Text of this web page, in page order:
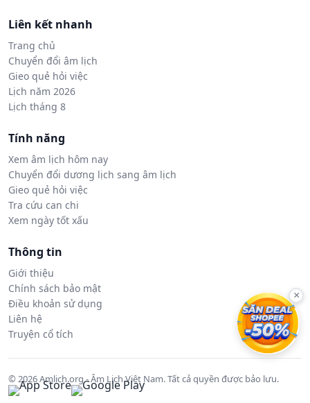
Liên kết nhanh
Trang chủ
Chuyển đổi âm lịch
Gieo quẻ hỏi việc
Lịch năm 2026
Lịch tháng 8
Tính năng
Xem âm lịch hôm nay
Chuyển đổi dương lịch sang âm lịch
Gieo quẻ hỏi việc
Tra cứu can chi
Xem ngày tốt xấu
Thông tin
Giới thiệu
Chính sách bảo mật
Điều khoản sử dụng
Liên hệ
Truyện cổ tích
© 2026 Amlich.org - Âm Lịch Việt Nam. Tất cả quyền được bảo lưu.
×